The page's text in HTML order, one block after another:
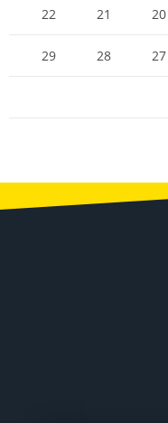
20
21
22
27
28
29